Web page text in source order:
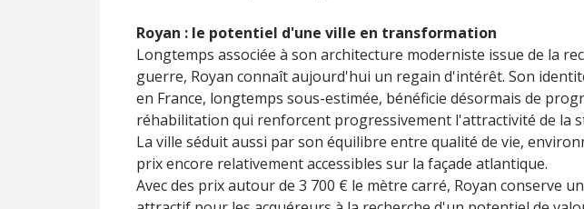
Royan : le potentiel d'une ville en transformation
Longtemps associée à son architecture moderniste issue de la
guerre, Royan connaît aujourd'hui un regain d'intérêt. Son
en France, longtemps sous-estimée, bénéficie désormais de
réhabilitation qui renforcent progressivement l'attractivité de la
La ville séduit aussi par son équilibre entre qualité de vie,
prix encore relativement accessibles sur la façade atlantique.
Avec des prix autour de 3 700 € le mètre carré, Royan conserve